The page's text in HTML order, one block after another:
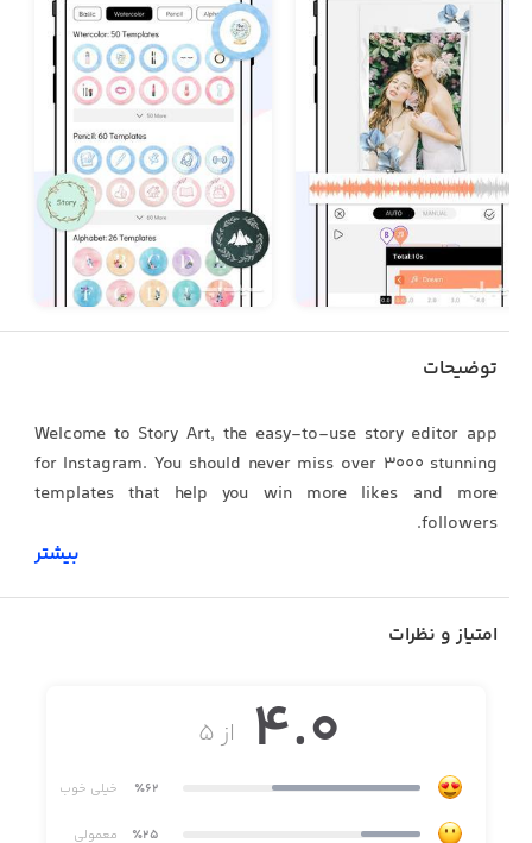
توضیحات
Welcome to Story Art, the easy-to-use story editor app
for Instagram. You should never miss over 3000 stunning
templates that help you win more likes and more
followers.
· 300+ animated templates for you to create stunning
stories
بیشتر
امتیاز و نظرات
از ۵ 4.0
٪62 خیلی خوب
٪25 معمولی